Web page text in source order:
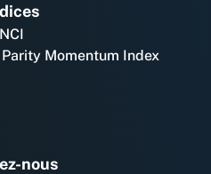
NCI
Momentum Index
nous